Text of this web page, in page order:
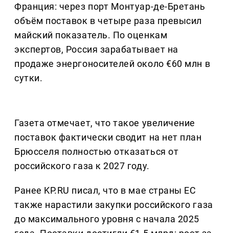
Франция: через порт Монтуар-де-Бретань
объём поставок в четыре раза превысил
майский показатель. По оценкам
экспертов, Россия зарабатывает на
продаже энергоносителей около €60 млн в
сутки.
Газета отмечает, что такое увеличение
поставок фактически сводит на нет план
Брюсселя полностью отказаться от
российского газа к 2027 году.
Ранее KP.RU писал, что в мае страны ЕС
также нарастили закупки российского газа
до максимального уровня с начала 2025